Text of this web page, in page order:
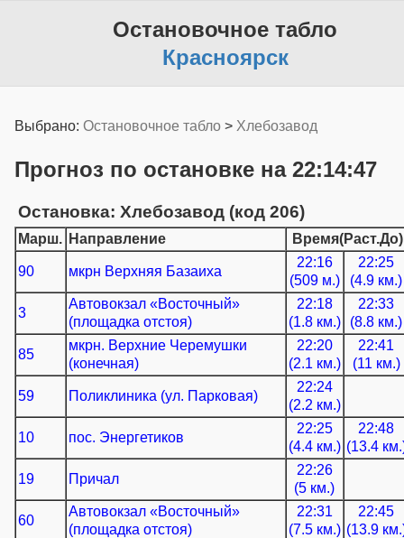
Остановочное табло
Красноярск
Выбрано: Остановочное табло > Хлебозавод
Прогноз по остановке на 22:14:47
Остановка: Хлебозавод (код 206)
Марш. Направление Время(Раст.До)
90 мкрн Верхняя Базаиха
22:16
(509 м.)
22:25
(4.9 км.)
3
Автовокзал «Восточный»
(площадка отстоя)
22:18
(1.8 км.)
22:33
(8.8 км.)
85
мкрн. Верхние Черемушки
(конечная)
22:20
(2.1 км.)
22:41
(11 км.)
59 Поликлиника (ул. Парковая)
22:24
(2.2 км.)
10 пос. Энергетиков
22:25
(4.4 км.)
22:48
(13.4
19 Причал
22:26
(5 км.)
60
Автовокзал «Восточный»
(площадка отстоя)
22:31
(7.5 км.)
22:45
(13.9